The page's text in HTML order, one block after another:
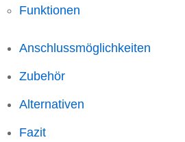
Funktionen
Anschlussmöglichkeiten
Zubehör
Alternativen
Fazit